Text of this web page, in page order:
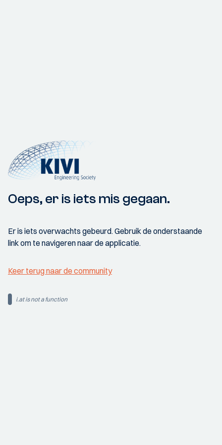
Oeps, er is iets mis gegaan.
Er is iets overwachts gebeurd. Gebruik de onderstaande
link om te navigeren naar de applicatie.
Keer terug naar de community
i.at is not a function